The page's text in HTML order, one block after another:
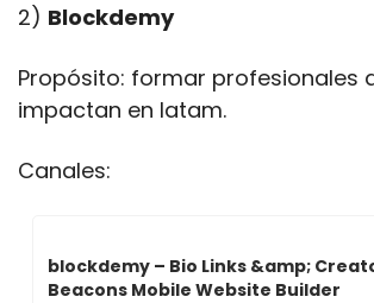
2) Blockdemy
Propósito: formar profesionales
impactan en latam.
Canales:
blockdemy – Bio Links &amp;
Beacons Mobile Website Builder